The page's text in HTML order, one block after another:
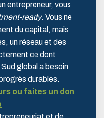
entrepreneur, vous
ready. Vous ne
du capital, mais
un réseau et des
ce dont
Sud global a besoin
durables.
ou faites un don
et de